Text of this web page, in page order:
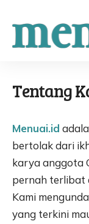
Tentang
Menuai.id
bertolak dari
karya anggota
pernah terlibat
Kami
yang terkini